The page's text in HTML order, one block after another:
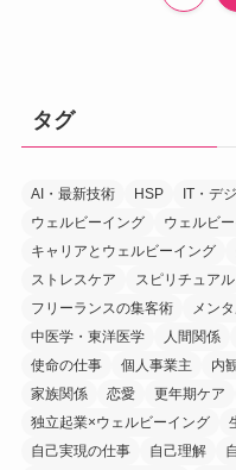
タグ
AI・最新技術 HSP IT・デ
ウェルビーイング
ウェルビ
キャリアとウェルビーイング
ストレスケア
スピリチュアル
フリーランスの集客術
メン
中医学・東洋医学
人間関係
使命の仕事
個人事業主 内
家族関係
恋愛 更年期ケア
独立起業×ウェルビーイング
自己実現の仕事
自己理解